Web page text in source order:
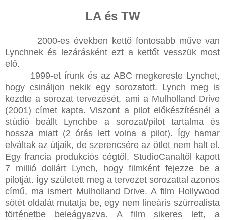
LA és TW
2000-es években kettő fontosabb műve van
Lynchnek és lezárásként ezt a kettőt vesszük most
elő.
1999-et írunk és az ABC megkereste Lynchet,
hogy csináljon nekik egy sorozatott. Lynch meg is
kezdte a sorozat tervezését, ami a Mulholland Drive
(2001) címet kapta. Viszont a pilot előkészítésnél a
stúdió beállt Lynchbe a sorozat/pilot tartalma és
hossza miatt (2 órás lett volna a pilot). Így hamar
elváltak az útjaik, de szerencsére az ötlet nem halt el.
Egy francia produkciós cégtől, StudioCanaltől kapott
7 millió dollárt Lynch, hogy filmként fejezze be a
pilotját. Így született meg a tervezet sorozattal azonos
című, ma ismert Mulholland Drive. A film Hollywood
sötét oldalát mutatja be, egy nem lineáris szürrealista
történetbe beleágyazva. A film sikeres lett, a